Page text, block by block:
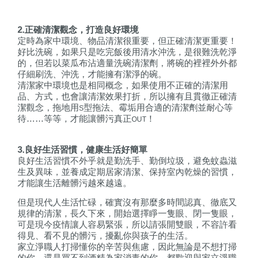
2.正確清潔觀念，打造良好環境
定時為家中環境、物品清潔很重要，但正確清潔更重要！
好比洗碗，如果只是吃完飯後用清水沖洗，是很難洗乾淨
的，但若以菜瓜布沾適量洗碗清潔劑，將碗的裡裡外外都
仔細刷洗、沖洗，才能擁有潔淨的碗。
清潔家中環境也是相同概念，如果使用不正確的清潔用
品、方式，也會讓清潔效果打折，所以擁有且貫徹正確清
潔觀念，拖地用S型拖法、霉垢用合適的清潔劑並耐心等
待……等等，才能讓髒污真正OUT ！
3.良好生活習慣，健康生活好簡單
良好生活習慣不外乎就是勤洗手、勤倒垃圾，避免蚊蟲滋
生及異味，並養成定期居家清潔、保持室內乾燥的習慣，
才能讓生活離髒污越來越遠。
但是現代人生活忙碌，確實沒有那麼多時間認真、徹底又
規律的清潔，長久下來，開始選擇睜一隻眼、閉一隻眼，
可是現今疫情讓人容易緊張，所以請張開雙眼，不容許看
得見、看不見的髒污，擾亂你與孩子的生活。
家立淨職人打掃懂你的辛苦與焦慮，因此無論是不想打掃